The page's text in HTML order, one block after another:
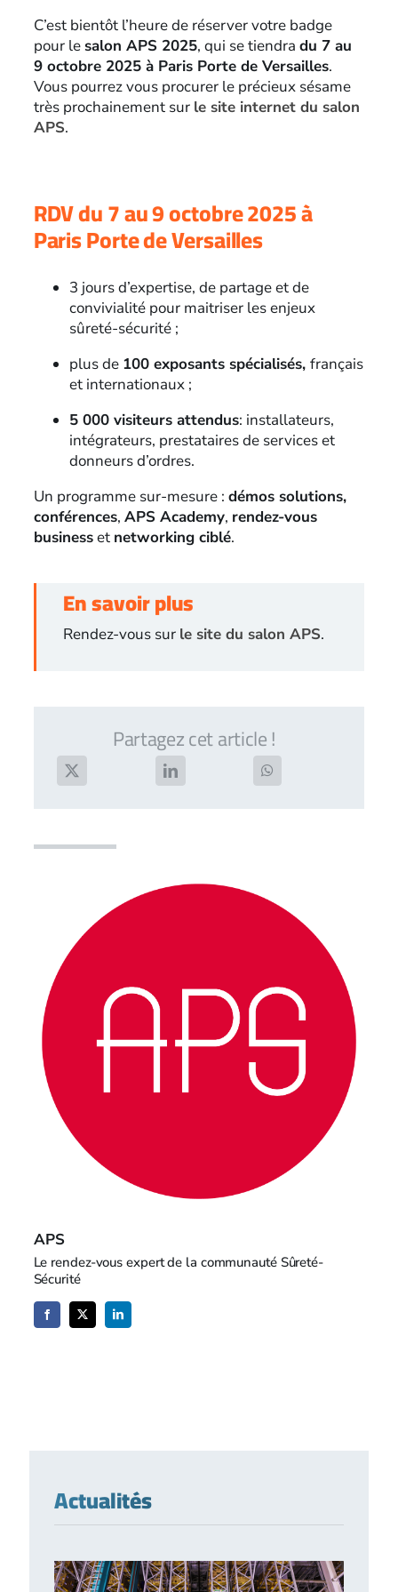
C’est bientôt l’heure de réserver votre badge
pour lesalon APS 2025, qui se tiendra du 7 au
9 octobre 2025 à Paris Porte de Versailles.
Vous pourrez vous procurer le précieux sésame
très prochainement sur le site internet du salon
APS.
RDV du 7 au 9 octobre 2025 à
Paris Porte de Versailles
3 jours d’expertise, de partage et de
convivialité pour maitriser les enjeux
sûreté-sécurité ;
plus de 100 exposants spécialisés, français
et internationaux ;
5 000 visiteurs attendus: installateurs,
intégrateurs, prestataires de services et
donneurs d’ordres.
Un programme sur-mesure : démos solutions,
conférences, APS Academy, rendez-vous
businesset networking ciblé.
En savoir plus
Rendez-vous sur le site du salon APS.
Partagez cet article !
APS
Le rendez-vous expert de la communauté Sûreté-
Sécurité
Actualités